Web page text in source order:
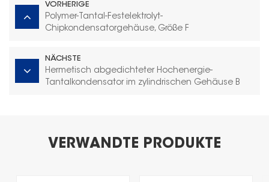
VORHERIGE
Polymer-Tantal-Festelektrolyt-
Chipkondensatorgehäuse, Größe F
NÄCHSTE
Hermetisch abgedichteter Hochenergie-
Tantalkondensator im zylindrischen Gehäuse B
VERWANDTE PRODUKTE